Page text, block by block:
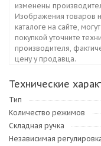
изменены
Изображения товаров
каталоге на сайте,
покупкой уточните
производителя,
цену у продавца.
Технические
Тип
Количество режимов
Складная ручка
Независимая